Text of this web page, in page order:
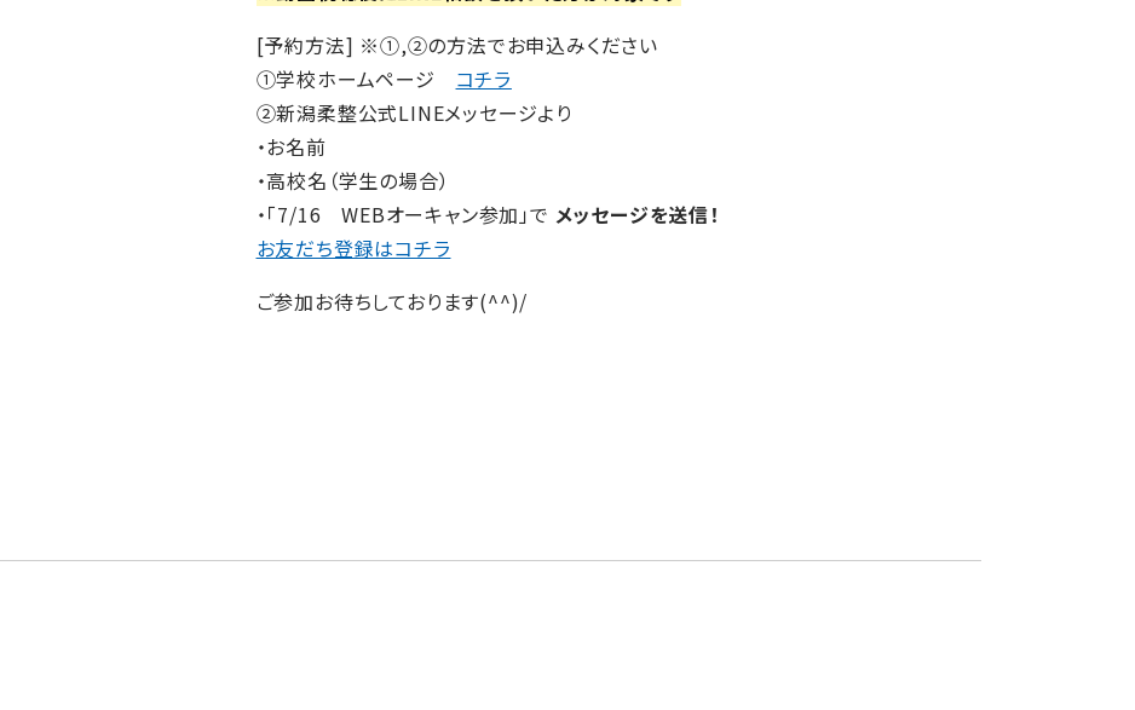
[予約方法] ※①,②の方法でお申込みください
①学校ホームページ コチラ
②新潟柔整公式LINEメッセージより
・お名前
・高校名（学生の場合）
・「7/16 WEBオーキャン参加」で メッセージを送信！
お友だち登録はコチラ
ご参加お待ちしております(^^)/